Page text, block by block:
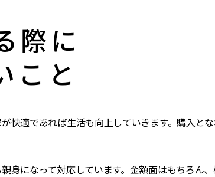
際に
こと
快適であれば生活も向上していきます。購入と
身になって対応しています。金額面はもちろん